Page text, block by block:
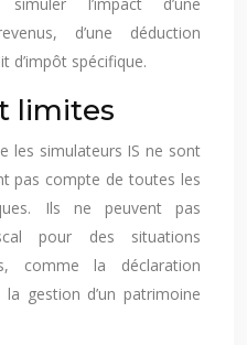
d’une déduction
d’impôt spécifique.
limites
les simulateurs IS ne sont
pas compte de toutes les
Ils ne peuvent pas
pour des situations
comme la déclaration
la gestion d’un patrimoine